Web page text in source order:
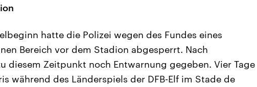
hatte die Polizei wegen des Fundes eines
Bereich vor dem Stadion abgesperrt. Nach
diesem Zeitpunkt noch Entwarnung gegeben. Vier Tage
während des Länderspiels der DFB-Elf im Stade de